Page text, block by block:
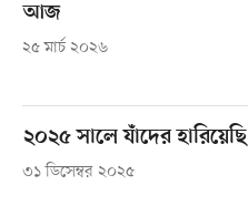
আজ
২৫ মার্চ ২০২৬
২০২৫ সালে যাঁদের হারিয়েছি
৩১ ডিসেম্বর ২০২৫